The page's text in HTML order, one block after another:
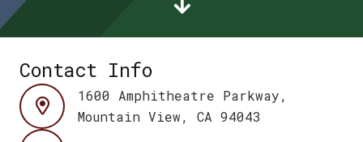
Contact Info
1600 Amphitheatre Parkway,
Mountain View, CA 94043